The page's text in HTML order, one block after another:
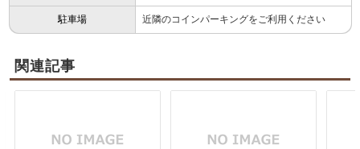
駐車場 近隣のコインパーキングをご利用ください
関連記事